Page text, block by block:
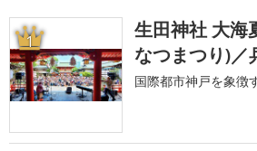
1
生田神社 大海
なつまつり)／
国際都市神戸を象徴